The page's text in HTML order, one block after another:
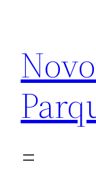
conteúdo